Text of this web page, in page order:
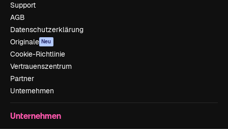
Support
AGB
Datenschutzerklärung
Originale Neu
Cookie-Richtlinie
Vertrauenszentrum
Partner
Unternehmen
Unternehmen